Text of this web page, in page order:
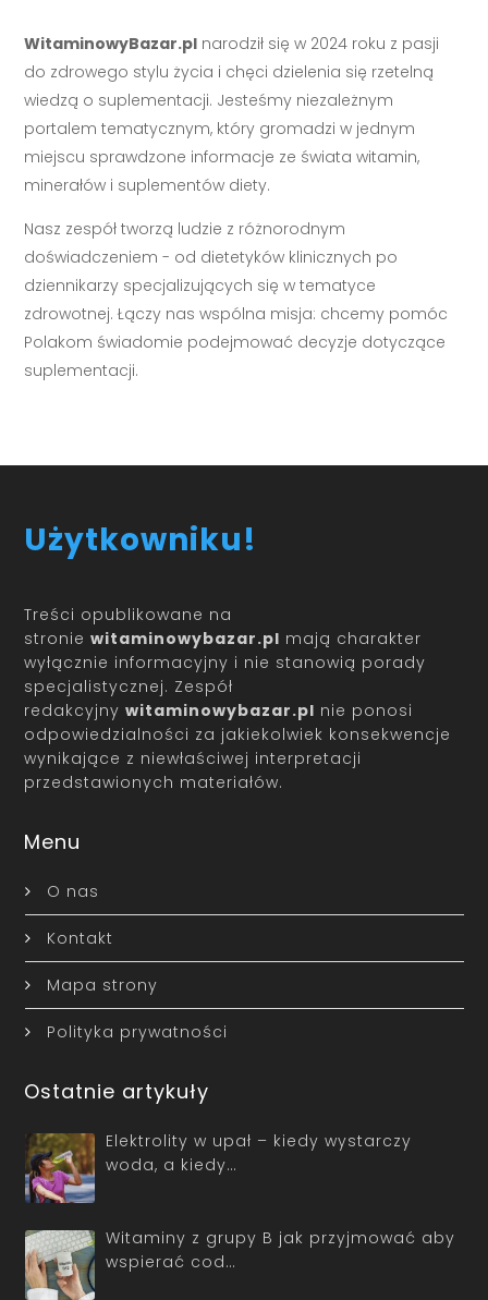
WitaminowyBazar.pl narodził się w 2024 roku z pasji
do zdrowego stylu życia i chęci dzielenia się rzetelną
wiedzą o suplementacji. Jesteśmy niezależnym
portalem tematycznym, który gromadzi w jednym
miejscu sprawdzone informacje ze świata witamin,
minerałów i suplementów diety.
Nasz zespół tworzą ludzie z różnorodnym
doświadczeniem - od dietetyków klinicznych po
dziennikarzy specjalizujących się w tematyce
zdrowotnej. Łączy nas wspólna misja: chcemy pomóc
Polakom świadomie podejmować decyzje dotyczące
suplementacji.
Użytkowniku!
Treści opublikowane na
stroniewitaminowybazar.pl mają charakter
wyłącznie informacyjny i nie stanowią porady
specjalistycznej. Zespół
redakcyjnywitaminowybazar.pl nie ponosi
odpowiedzialności za jakiekolwiek konsekwencje
wynikające z niewłaściwej interpretacji
przedstawionych materiałów.
Menu
O nas
Kontakt
Mapa strony
Polityka prywatności
Ostatnie artykuły
Elektrolity w upał – kiedy wystarczy
woda, a kiedy…
Witaminy z grupy B jak przyjmować aby
wspierać cod…